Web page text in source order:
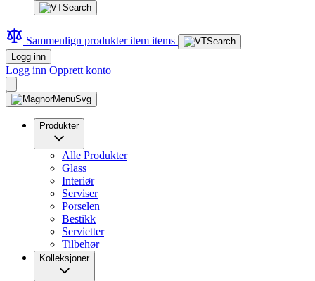
Sammenlign produkteritem items
Logg inn
Logg inn Opprett konto
Produkter
Alle Produkter
Glass
Interiør
Serviser
Porselen
Bestikk
Servietter
Tilbehør
Kolleksjoner